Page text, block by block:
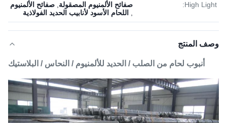
High Light: صفائح الألمنيوم المصقولة صفائح الألمنيوم
اللحام الأسود لأنابيب الحديد الفولاذية
وصف المنتج
أنبوب لحام من الصلب / الحديد للألمنيوم / النحاس / البلاستيك